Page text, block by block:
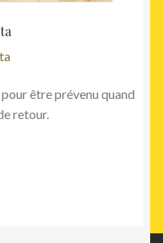
être prévenu quand
retour.